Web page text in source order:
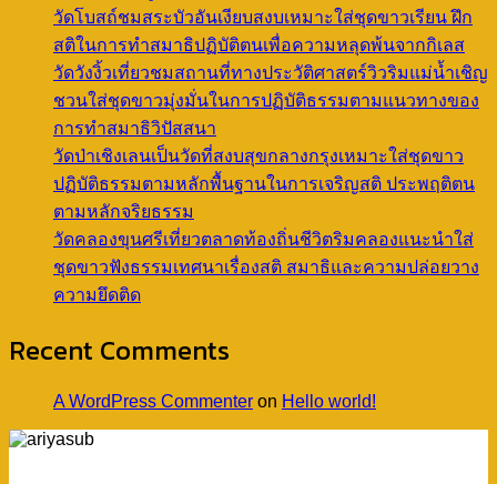
วัดโบสถ์ชมสระบัวอันเงียบสงบเหมาะใส่ชุดขาวเรียน ฝึก
สติในการทำสมาธิปฏิบัติตนเพื่อความหลุดพ้นจากกิเลส
วัดวังงิ้วเที่ยวชมสถานที่ทางประวัติศาสตร์วิวริมแม่น้ำเชิญ
ชวนใส่ชุดขาวมุ่งมั่นในการปฏิบัติธรรมตามแนวทางของ
การทำสมาธิวิปัสสนา
วัดป่าเชิงเลนเป็นวัดที่สงบสุขกลางกรุงเหมาะใส่ชุดขาว
ปฏิบัติธรรมตามหลักพื้นฐานในการเจริญสติ ประพฤติตน
ตามหลักจริยธรรม
วัดคลองขุนศรีเที่ยวตลาดท้องถิ่นชีวิตริมคลองแนะนำใส่
ชุดขาวฟังธรรมเทศนาเรื่องสติ สมาธิและความปล่อยวาง
ความยึดติด
Recent Comments
A WordPress Commenter on Hello world!